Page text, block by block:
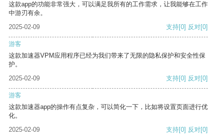
这款app的功能非常强大，可以满足我所有的工作需求，让我能够在工作
中游刃有余。
2025-02-09
支持[0] 反对[0]
游客
这款加速器VPM应用程序已经为我们带来了无限的隐私保护和安全性保
护。
2025-02-09
支持[0] 反对[0]
游客
这款加速器app的操作有点复杂，可以简化一下，比如将设置页面进行优
化。
2025-02-09
支持[0] 反对[0]